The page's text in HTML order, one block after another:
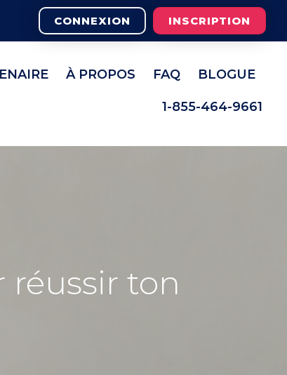
CONNEXION INSCRIPTION
À PROPOS FAQ BLOGUE
1-855-464-9661
ton